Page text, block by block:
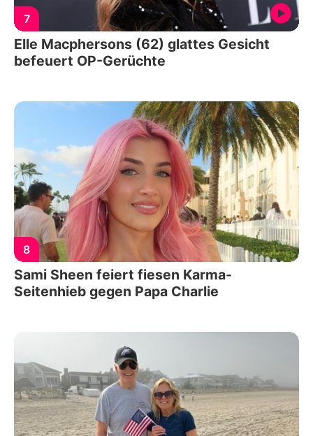
7
Elle Macphersons (62) glattes Gesicht
befeuert OP-Gerüchte
8
Sami Sheen feiert fiesen Karma-
Seitenhieb gegen Papa Charlie